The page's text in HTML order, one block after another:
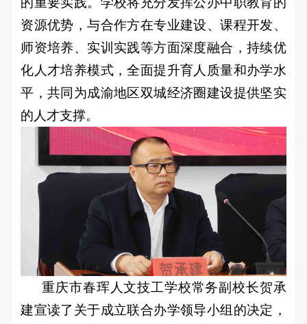
资源优势，与合作方在专业建设、课程开发、
师资培养、实训实践等方面深度融合，持续优
化人才培养模式，全面提升育人质量和办学水
平，共同为成渝地区双城经济圈建设提供坚实
的人才支撑。
重庆市春珲人文技工学校常务副校长贺承
建宣读了关于成立联合办学领导小组的决定，